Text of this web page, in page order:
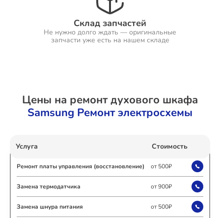
Склад запчастей
Не нужно долго ждать — оригинальные
запчасти уже есть на нашем складе
Цены на ремонт духового шкафа
Samsung Ремонт электросхемы
Услуга Стоимость
Ремонт платы управления (восстановление) от 500₽
Замена термодатчика от 900₽
Замена шнура питания от 500₽
Ремонт Холодильников
Ремонт Акустических систем